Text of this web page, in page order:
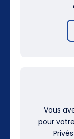
Vous
pour